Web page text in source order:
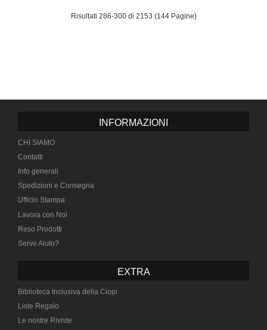
Risultati 286-300 di 2153 (144 Pagine)
INFORMAZIONI
CHI SIAMO
Contatti
Info generali
Spedizioni e Consegna
Ufficio Stampa
Lavora con Noi
Reso Prodotti
Serve Aiuto?
EXTRA
Biblioteca Inclusiva della Ciopi
Liste Regalo
Le nostre Riviste